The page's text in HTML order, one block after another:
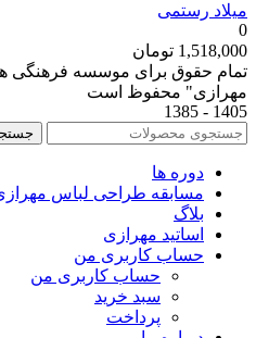
میلاد رستمی
0
1,518,000 تومان
تمام حقوق برای موسسه فرهنگی
مهرازی" محفوظ است
1405 - 1385
دوره ها
مسابقه طراحی لباس
بلاگ
اساتید مهرازی
حساب کاربری من
حساب کاربری من
سبد خرید
پرداخت